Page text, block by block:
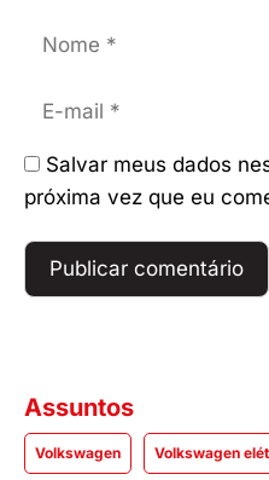
mail
Salvar meus dados
próxima vez que eu
Assuntos
Volkswagen Volkswagen